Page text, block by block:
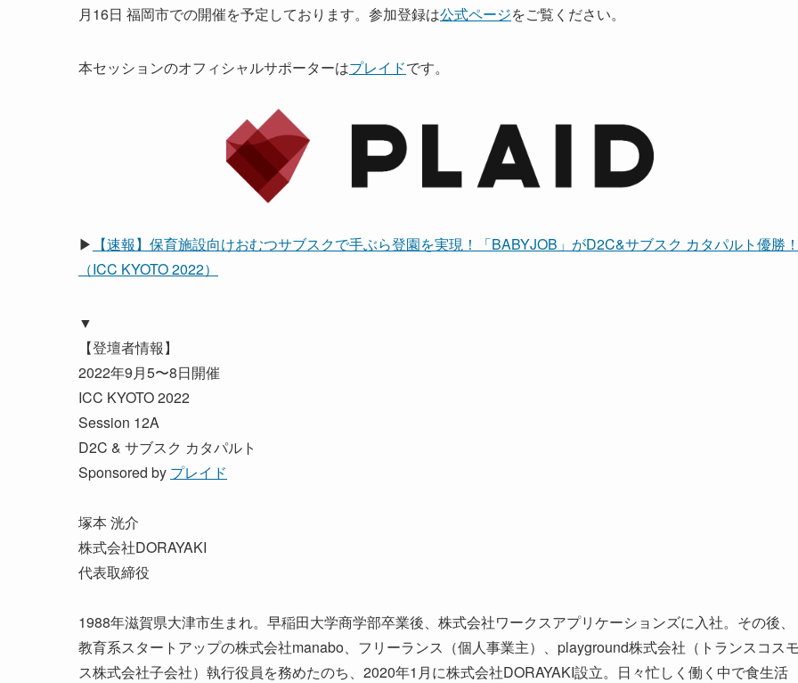
月16日 福岡市での開催を予定しております。参加登録は公式ページをご覧ください。
本セッションのオフィシャルサポーターはプレイドです。
▶ 【速報】保育施設向けおむつサブスクで手ぶら登園を実現！「BABYJOB」がD2C&サブスク カタパルト優勝
（ICC KYOTO 2022）
▼
【登壇者情報】
2022年9月5〜8日開催
ICC KYOTO 2022
Session 12A
D2C & サブスク カタパルト
Sponsored by プレイド
塚本 洸介
株式会社DORAYAKI
代表取締役
1988年滋賀県大津市生まれ。早稲田大学商学部卒業後、株式会社ワークスアプリケーションズに入社。その後、
教育系スタートアップの株式会社manabo、フリーランス（個人事業主）、playground株式会社（トランスコス
ス株式会社子会社）執行役員を務めたのち、2020年1月に株式会社DORAYAKI設立。日々忙しく働く中で食生活